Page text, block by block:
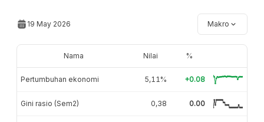
19 May 2026 Makro
Nama Nilai %
Pertumbuhan ekonomi 5,11% +0.08
Gini rasio (Sem2) 0,38 0.00